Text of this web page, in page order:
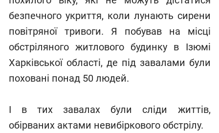
безпечного укриття, коли лунають сирени
повітряної тривоги. Я побував на місці
обстріляного житлового будинку в Ізюмі
Харківської області, де під завалами були
поховані понад 50 людей.
І в тих завалах були сліди життів,
обірваних актами невибіркового обстрілу.